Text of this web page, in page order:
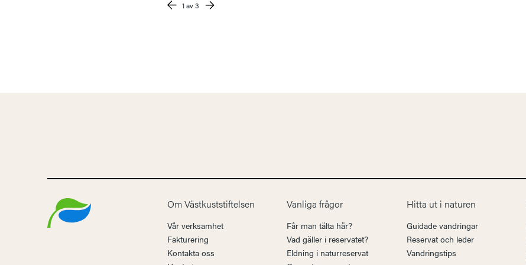
1av 3
Om Västkuststiftelsen
Vår verksamhet
Fakturering
Kontakta oss
Vanliga frågor
Får man tälta här?
Vad gäller i reservatet?
Eldning i naturreservat
Hitta ut i naturen
Guidade vandringar
Reservat och leder
Vandringstips